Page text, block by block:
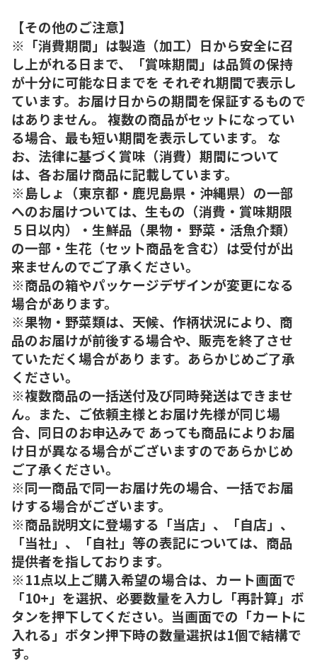
【その他のご注意】
※「消費期間」は製造（加工）日から安全に召
し上がれる日まで、「賞味期間」は品質の保持
が十分に可能な日までを それぞれ期間で表示し
ています。お届け日からの期間を保証するもので
はありません。 複数の商品がセットになってい
る場合、最も短い期間を表示しています。 な
お、法律に基づく賞味（消費）期間について
は、各お届け商品に記載しています。
※島しょ（東京都・鹿児島県・沖縄県）の一部
へのお届けついては、生もの（消費・賞味期限
５日以内）・生鮮品（果物・ 野菜・活魚介類）
の一部・生花（セット商品を含む）は受付が出
来ませんのでご了承ください。
※商品の箱やパッケージデザインが変更になる
場合があります。
※果物・野菜類は、天候、作柄状況により、商
品のお届けが前後する場合や、販売を終了させ
ていただく場合があり ます。あらかじめご了承
ください。
※複数商品の一括送付及び同時発送はできませ
ん。また、ご依頼主様とお届け先様が同じ場
合、同日のお申込みで あっても商品によりお届
け日が異なる場合がございますのであらかじめ
ご了承ください。
※同一商品で同一お届け先の場合、一括でお届
けする場合がございます。
※商品説明文に登場する「当店」、「自店」、
「当社」、「自社」等の表記については、商品
提供者を指しております。
※11点以上ご購入希望の場合は、カート画面で
「10+」を選択、必要数量を入力し「再計算」ボ
タンを押下してください。当画面での「カートに
入れる」ボタン押下時の数量選択は1個で結構で
す。